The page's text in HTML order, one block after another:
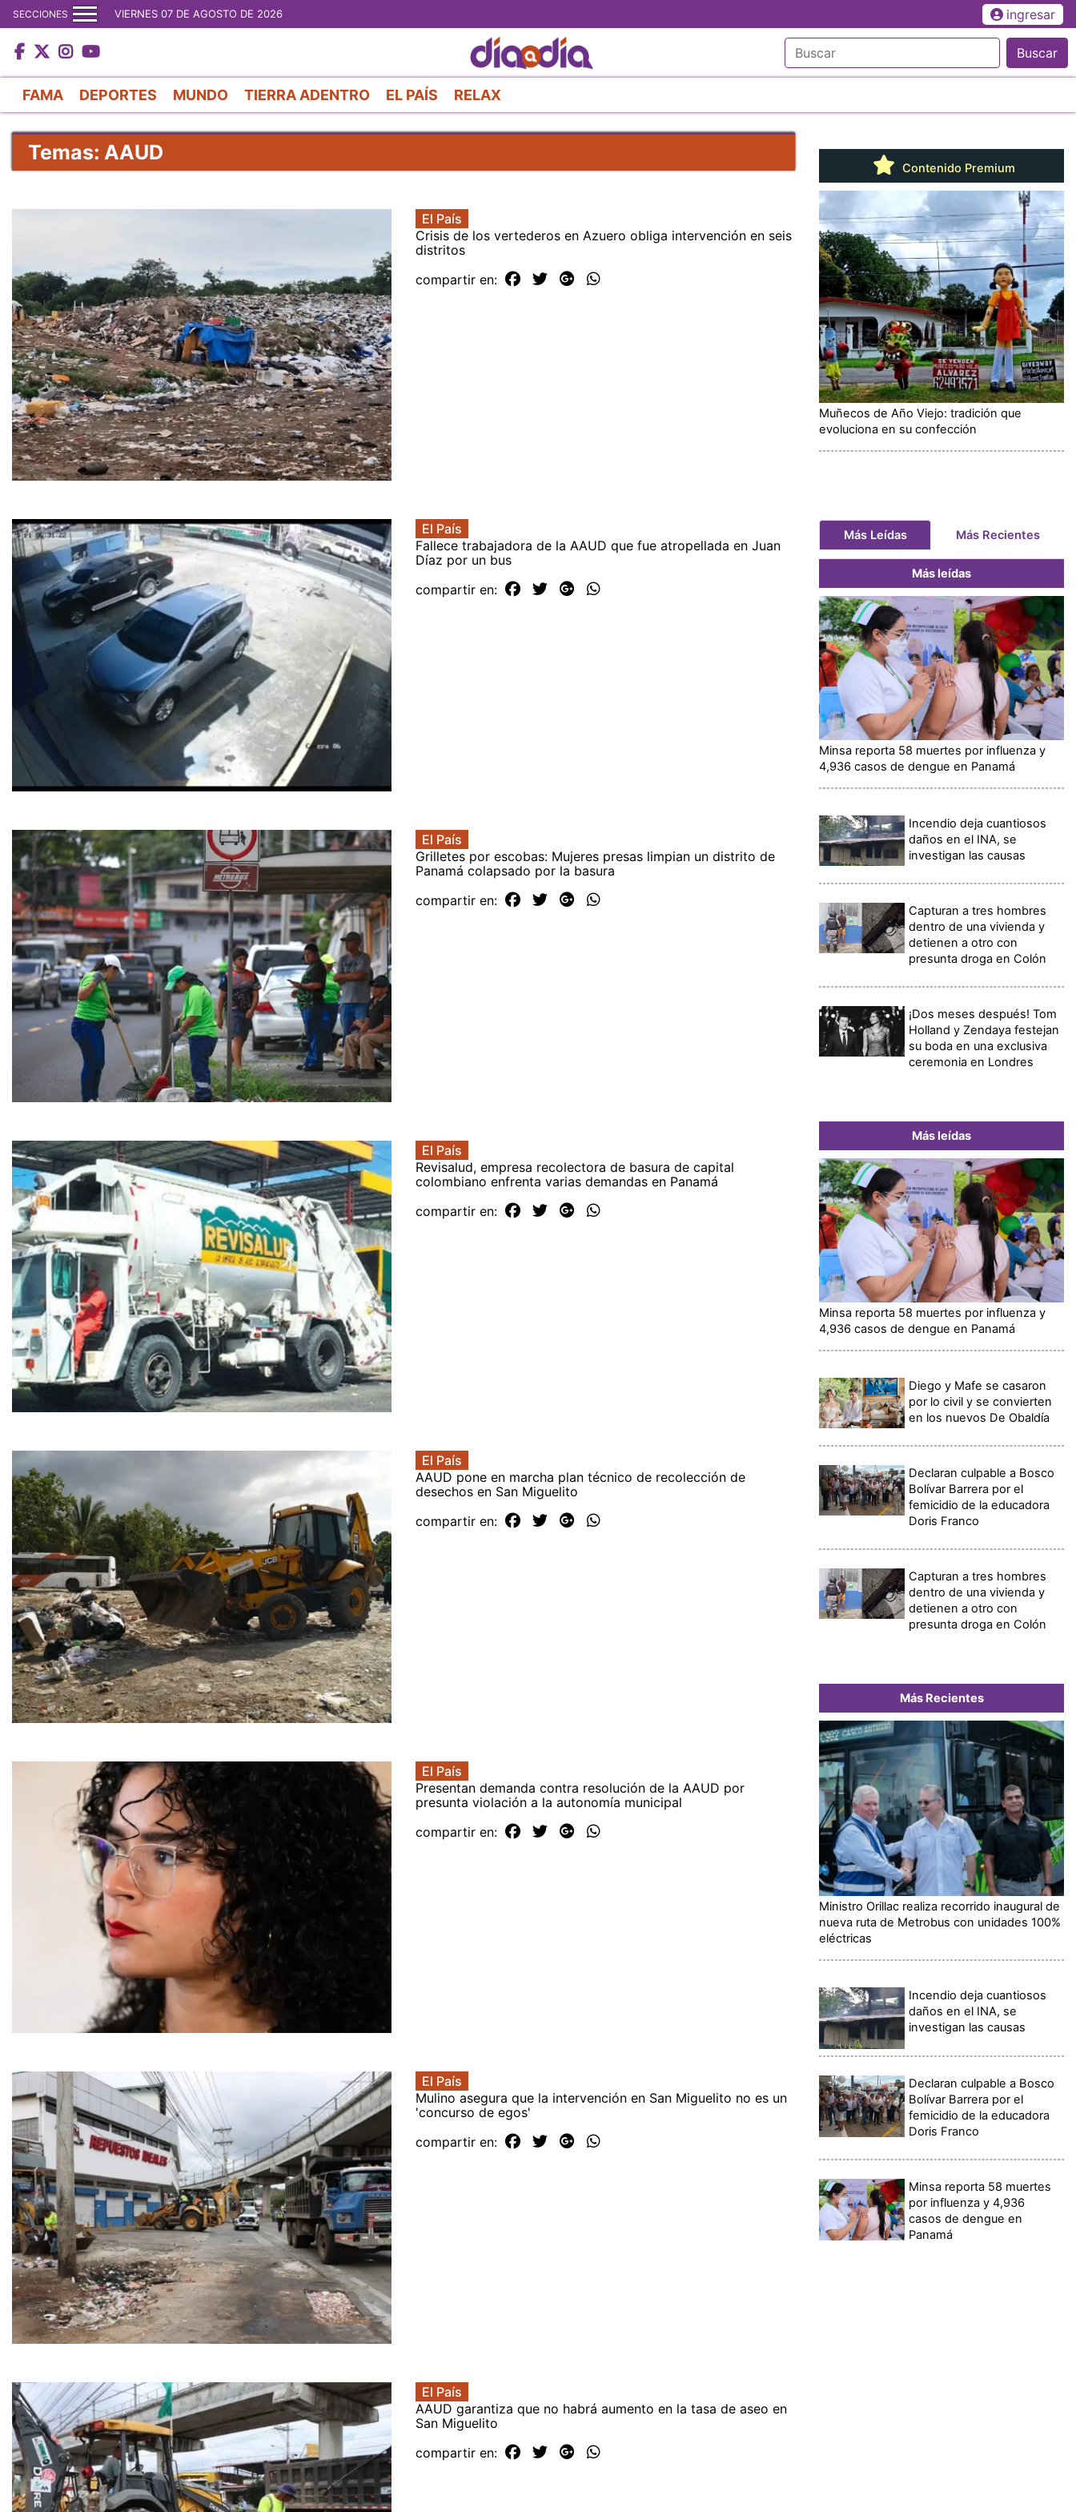
al
contenido
principal
SECCIONES VIERNES 07 DE AGOSTO DE 2026 ingresar
Buscar
FAMA DEPORTES MUNDO TIERRA ADENTRO EL PAÍS RELAX
Temas: AAUD
El País
Crisis de los vertederos en Azuero obliga intervención en seis
distritos
compartir en:
El País
Fallece trabajadora de la AAUD que fue atropellada en Juan
Díaz por un bus
compartir en:
El País
Grilletes por escobas: Mujeres presas limpian un distrito de
Panamá colapsado por la basura
compartir en:
El País
Revisalud, empresa recolectora de basura de capital
colombiano enfrenta varias demandas en Panamá
compartir en:
El País
AAUD pone en marcha plan técnico de recolección de
desechos en San Miguelito
compartir en:
El País
Presentan demanda contra resolución de la AAUD por
presunta violación a la autonomía municipal
compartir en:
El País
Mulino asegura que la intervención en San Miguelito no es un
'concurso de egos'
compartir en:
El País
AAUD garantiza que no habrá aumento en la tasa de aseo en
San Miguelito
compartir en:
Contenido Premium
Muñecos de Año Viejo: tradición que
evoluciona en su confección
Más Leídas Más Recientes
Más leídas
Minsa reporta 58 muertes por influenza y
4,936 casos de dengue en Panamá
Incendio deja cuantiosos
daños en el INA, se
investigan las causas
Capturan a tres hombres
dentro de una vivienda y
detienen a otro con
presunta droga en Colón
¡Dos meses después! Tom
Holland y Zendaya festejan
su boda en una exclusiva
ceremonia en Londres
Más leídas
Minsa reporta 58 muertes por influenza y
4,936 casos de dengue en Panamá
Diego y Mafe se casaron
por lo civil y se convierten
en los nuevos De Obaldía
Declaran culpable a Bosco
Bolívar Barrera por el
femicidio de la educadora
Doris Franco
Capturan a tres hombres
dentro de una vivienda y
detienen a otro con
presunta droga en Colón
Más Recientes
Ministro Orillac realiza recorrido inaugural de
nueva ruta de Metrobus con unidades 100%
eléctricas
Incendio deja cuantiosos
daños en el INA, se
investigan las causas
Declaran culpable a Bosco
Bolívar Barrera por el
femicidio de la educadora
Doris Franco
Minsa reporta 58 muertes
por influenza y 4,936
casos de dengue en
Panamá